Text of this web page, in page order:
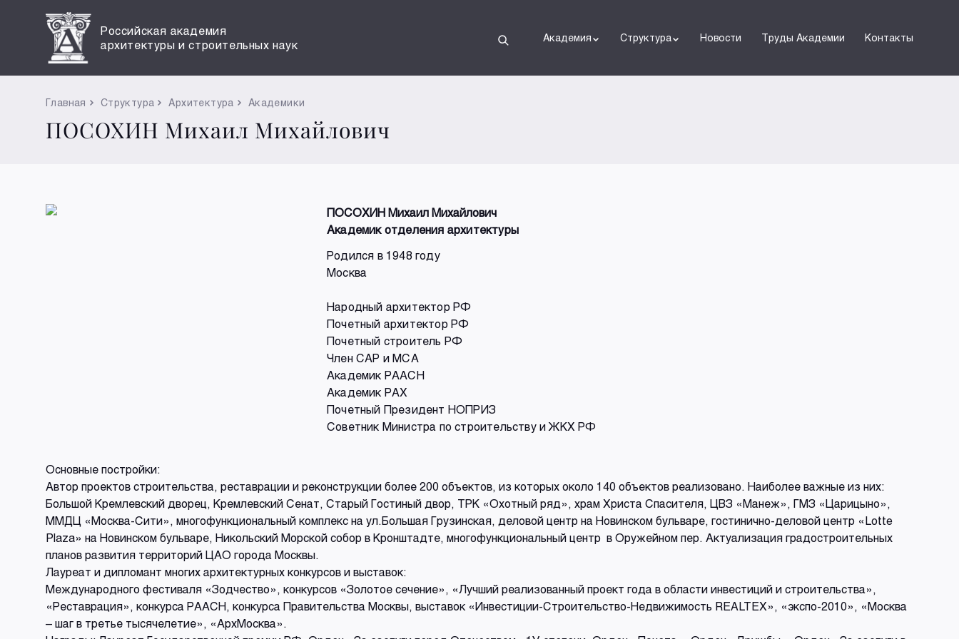
Российская академия
архитектуры и строительных наук
Академия Структура Новости Труды Академии Контакты
Главная Структура Архитектура Академики
ПОСОХИН Михаил Михайлович
ПОСОХИН Михаил Михайлович
Академик отделения архитектуры
Родился в 1948 году
Москва
Народный архитектор РФ
Почетный архитектор РФ
Почетный строитель РФ
Член САР и МСА
Академик РААСН
Академик РАХ
Почетный Президент НОПРИЗ
Советник Министра по строительству и ЖКХ РФ
Основные постройки:
Автор проектов строительства, реставрации и реконструкции более 200 объектов, из которых около 140 объектов реализовано. Наиболее важные из них:
Большой Кремлевский дворец, Кремлевский Сенат, Старый Гостиный двор, ТРК «Охотный ряд», храм Христа Спасителя, ЦВЗ «Манеж», ГМЗ «Царицыно»,
ММДЦ «Москва-Сити», многофункциональный комплекс на ул.Большая Грузинская, деловой центр на Новинском бульваре, гостинично-деловой центр «Lotte
Plaza» на Новинском бульваре, Никольский Морской собор в Кронштадте, многофункциональный центр в Оружейном пер. Актуализация градостроительных
планов развития территорий ЦАО города Москвы.
Лауреат и дипломант многих архитектурных конкурсов и выставок:
Международного фестиваля «Зодчество», конкурсов «Золотое сечение», «Лучший реализованный проект года в области инвестиций и строительства»,
«Реставрация», конкурса РААСН, конкурса Правительства Москвы, выставок «Инвестиции-Строительство-Недвижимость REALTEX», «экспо-2010», «Москва
– шаг в третье тысячелетие», «АрхМосква».